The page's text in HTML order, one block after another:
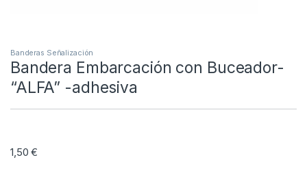
Banderas Señalización
Bandera Embarcación con Buceador-
“ALFA” -adhesiva
1,50€